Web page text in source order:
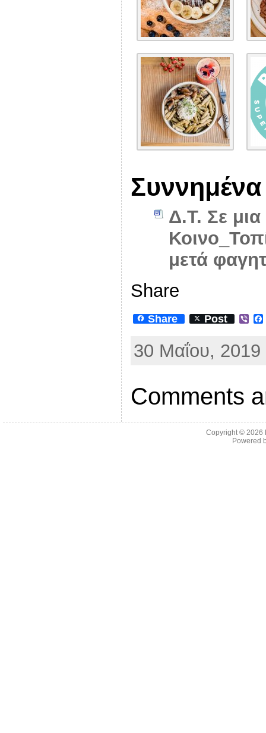
Συννημένα
Δ.Τ. Σε
μετά
Share
Share Post
V
e
r
30 Μαΐου,
Comments
Copyright © 2026
Powered